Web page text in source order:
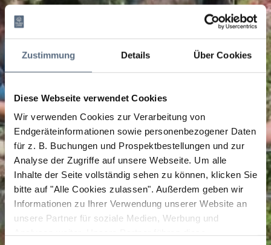
Zustimmung Details Über Cookies
Diese Webseite verwendet Cookies
Wir verwenden Cookies zur Verarbeitung von
Endgeräteinformationen sowie personenbezogener Daten
für z. B. Buchungen und Prospektbestellungen und zur
Analyse der Zugriffe auf unsere Webseite. Um alle
Inhalte der Seite vollständig sehen zu können, klicken Sie
bitte auf "Alle Cookies zulassen". Außerdem geben wir
Informationen zu Ihrer Verwendung unserer Website an
unsere Partner für soziale Medien, Werbung und